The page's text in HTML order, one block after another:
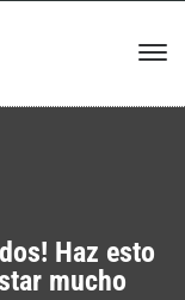
Haz esto
mucho